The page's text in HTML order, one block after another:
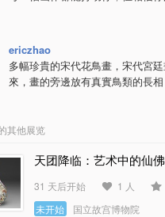
ericzhao
多幅珍貴的宋代花鳥畫，宋代宮
來，畫的旁邊放有真實鳥類的長相
其他展览
天团降临：艺术中的仙
31 天后开始 1 人
未开始
国立故宫博物院